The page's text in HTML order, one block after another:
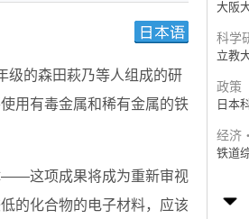
级的森田萩乃等人组成的研
用有毒金属和稀有金属的铁
——这项成果将成为重新审视
的化合物的电子材料，应该
大阪
科学
立教
工细胞
政策
日本
经济
铁道
东京